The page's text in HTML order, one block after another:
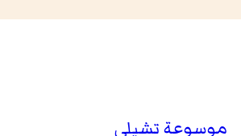
موسوعة تشيلي